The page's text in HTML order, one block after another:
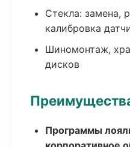
Стекла: замена,
калибровка
Шиномонтаж,
дисков
Программы